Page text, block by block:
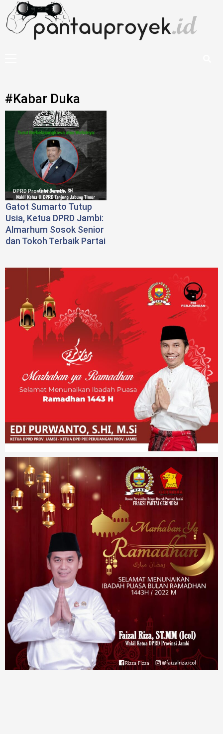
content
#Kabar Duka
DPRD Provinsi Jambi
Gatot Sumarto Tutup
Usia, Ketua DPRD Jambi:
Almarhum Sosok Senior
dan Tokoh Terbaik Partai